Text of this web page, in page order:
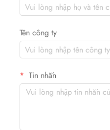
Tên công ty
Tin nhắn